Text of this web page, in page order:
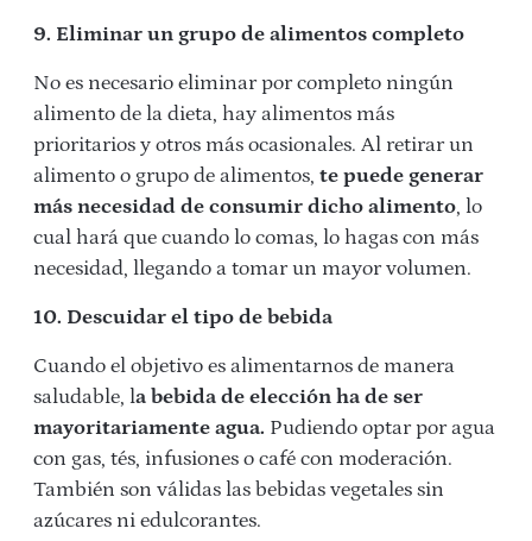
9. Eliminar un grupo de alimentos completo
No es necesario eliminar por completo ningún
alimento de la dieta, hay alimentos más
prioritarios y otros más ocasionales. Al retirar un
alimento o grupo de alimentos, te puede generar
más necesidad de consumir dicho alimento, lo
cual hará que cuando lo comas, lo hagas con más
necesidad, llegando a tomar un mayor volumen.
10. Descuidar el tipo de bebida
Cuando el objetivo es alimentarnos de manera
saludable, la bebida de elección ha de ser
mayoritariamente agua. Pudiendo optar por agua
con gas, tés, infusiones o café con moderación.
También son válidas las bebidas vegetales sin
azúcares ni edulcorantes.